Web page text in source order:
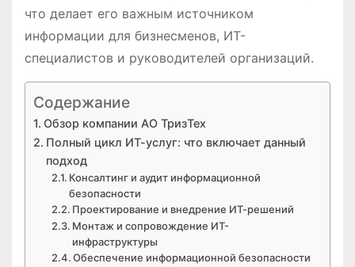
что делает его важным источником
информации для бизнесменов, ИТ-
специалистов и руководителей организаций.
Содержание
Обзор компании АО ТризТех
Полный цикл ИТ-услуг: что включает данный
подход
Консалтинг и аудит информационной
безопасности
Проектирование и внедрение ИТ-решений
Монтаж и сопровождение ИТ-
инфраструктуры
Обеспечение информационной безопасности